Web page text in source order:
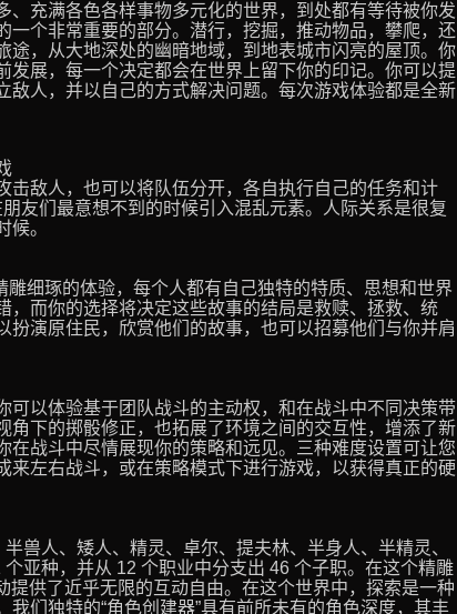
、充满各色各样事物多元化的世界，到处都有等待被你发
个非常重要的部分。潜行，挖掘，推动物品，攀爬，还
途，从大地深处的幽暗地域，到地表城市闪亮的屋顶。你
发展，每一个决定都会在世界上留下你的印记。你可以提
敌人，并以自己的方式解决问题。每次游戏体验都是全新
击敌人，也可以将队伍分开，各自执行自己的任务和计
友们最意想不到的时候引入混乱元素。人际关系是很复
候。
细琢的体验，每个人都有自己独特的特质、思想和世界
，而你的选择将决定这些故事的结局是救赎、拯救、统
扮演原住民，欣赏他们的故事，也可以招募他们与你并肩
可以体验基于团队战斗的主动权，和在战斗中不同决策带
角下的掷骰修正，也拓展了环境之间的交互性，增添了新
在战斗中尽情展现你的策略和远见。三种难度设置可让您
来左右战斗，或在策略模式下进行游戏，以获得真正的硬
兽人、矮人、精灵、卓尔、提夫林、半身人、半精灵、
亚种，并从 12 个职业中分支出 46 个子职。在这个精雕
提供了近乎无限的互动自由。在这个世界中，探索是一种
们独特的“角色创建器”具有前所未有的角色深度，其丰